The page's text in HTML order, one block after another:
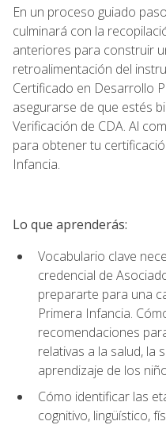
En un proceso guiado
culminará con la
anteriores para construir
retroalimentación del
Certificado en Desarrollo
asegurarse de que estés
Verificación de CDA. Al
para obtener tu
Infancia.
Lo que aprenderás:
Vocabulario clave
credencial de
prepararte para una
Primera Infancia.
recomendaciones
relativas a la salud, la
aprendizaje de los
Cómo identificar las
cognitivo, lingüístico,